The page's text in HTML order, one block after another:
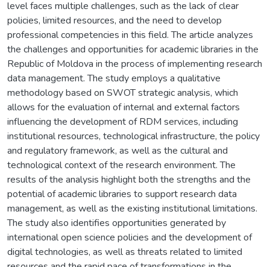
level faces multiple challenges, such as the lack of clear
policies, limited resources, and the need to develop
professional competencies in this field. The article analyzes
the challenges and opportunities for academic libraries in the
Republic of Moldova in the process of implementing research
data management. The study employs a qualitative
methodology based on SWOT strategic analysis, which
allows for the evaluation of internal and external factors
influencing the development of RDM services, including
institutional resources, technological infrastructure, the policy
and regulatory framework, as well as the cultural and
technological context of the research environment. The
results of the analysis highlight both the strengths and the
potential of academic libraries to support research data
management, as well as the existing institutional limitations.
The study also identifies opportunities generated by
international open science policies and the development of
digital technologies, as well as threats related to limited